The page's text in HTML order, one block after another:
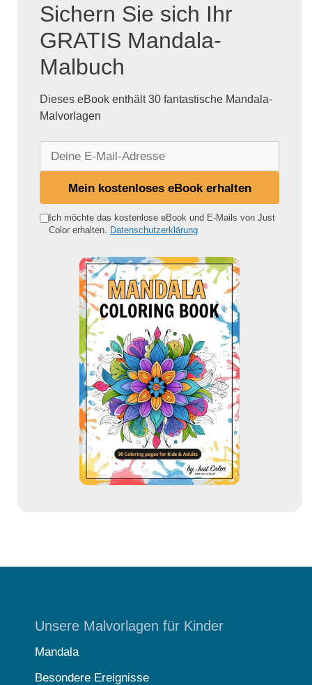
Sichern Sie sich Ihr
GRATIS Mandala-
Malbuch
Dieses eBook enthält 30 fantastische Mandala-
Malvorlagen
e
Mein kostenloses eBook erhalten
Ich möchte das kostenlose eBook und E-Mails von Just
Color erhalten. Datenschutzerklärung
Unsere Malvorlagen für Kinder
Mandala
Besondere Ereignisse